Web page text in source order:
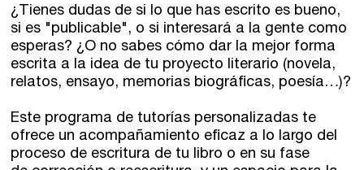
Sevilla
Valencia
Murcia
Talleres por videoconferencia
Talleres online
Intensivos de verano ≻
Recreativa 26
El taller de escritura creativa
¿Tienes dudas de si lo que has escrito es bueno,
si es "publicable", o si interesará a la gente como
esperas? ¿O no sabes cómo dar la mejor forma
escrita a la idea de tu proyecto literario (novela,
relatos, ensayo, memorias biográficas, poesía…)?
Este programa de tutorías personalizadas te
ofrece un acompañamiento eficaz a lo largo del
proceso de escritura de tu libro o en su fase